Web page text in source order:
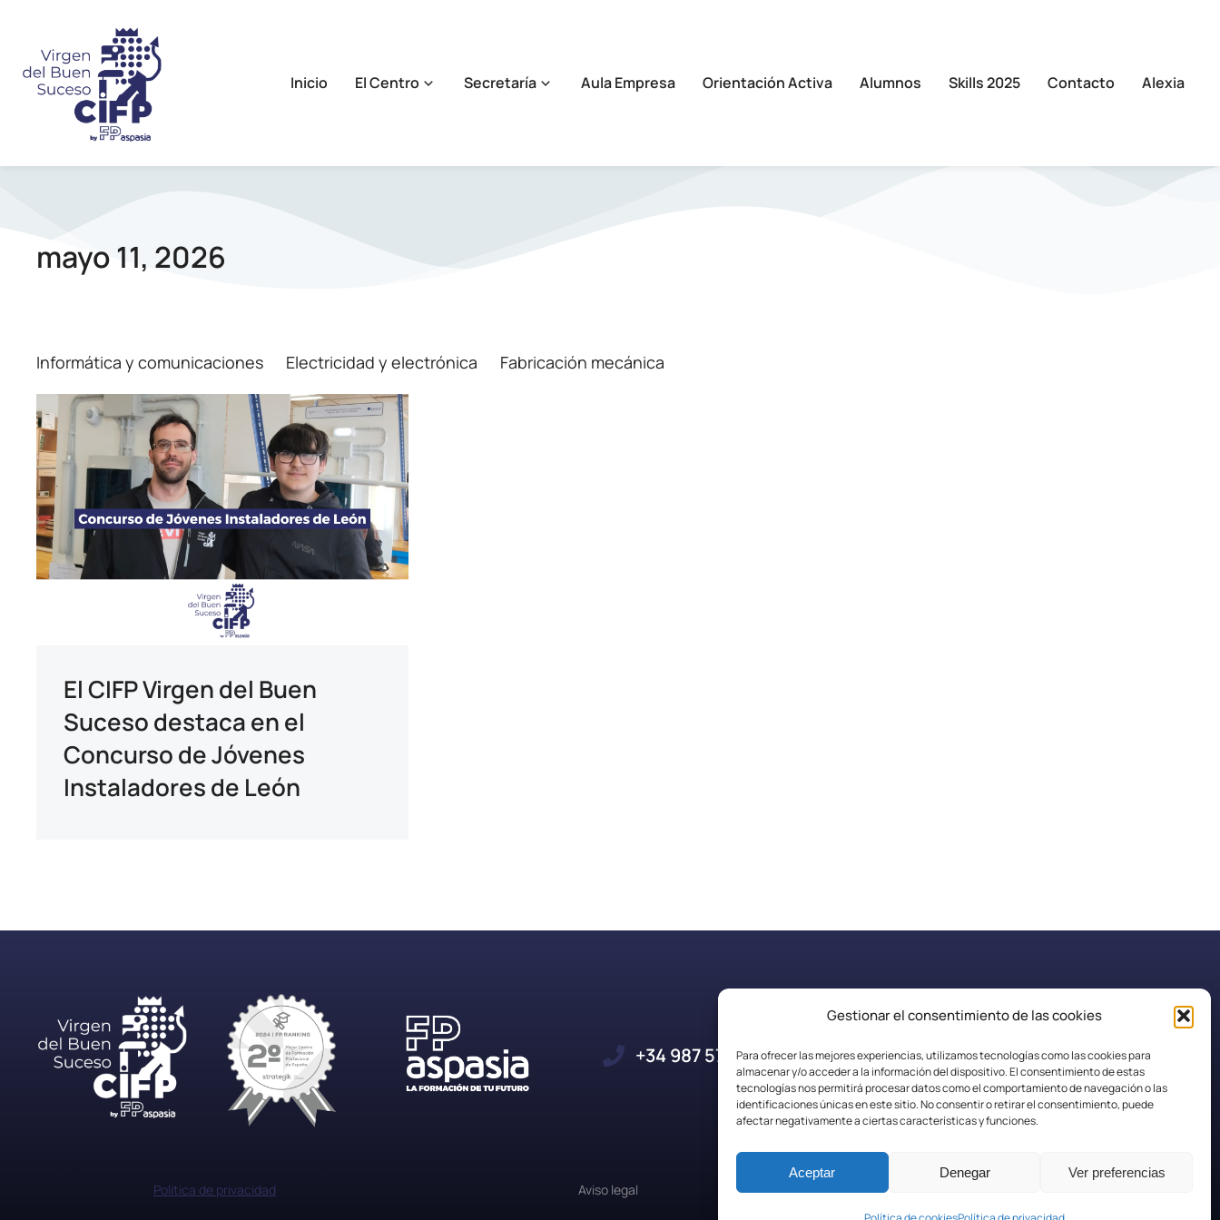
Gestionar el consentimiento de las cookies
Para ofrecer las mejores experiencias, utilizamos tecnologías como las cookies para
almacenar y/o acceder a la información del dispositivo. El consentimiento de estas
tecnologías nos permitirá procesar datos como el comportamiento de navegación o las
identificaciones únicas en este sitio. No consentir o retirar el consentimiento, puede
afectar negativamente a ciertas características y funciones.
Aceptar Denegar Ver preferencias
Inicio El Centro Secretaría Aula Empresa Orientación Activa Alumnos Skills 2025 Contacto Alexia
mayo 11, 2026
Informática y comunicaciones Electricidad y electrónica Fabricación mecánica
El CIFP Virgen del Buen
Suceso destaca en el
Concurso de Jóvenes
Instaladores de León
+34 987 57 23 23 secretaria.efplarobla@fpaspasia.com
Politica de privacidad Aviso legal